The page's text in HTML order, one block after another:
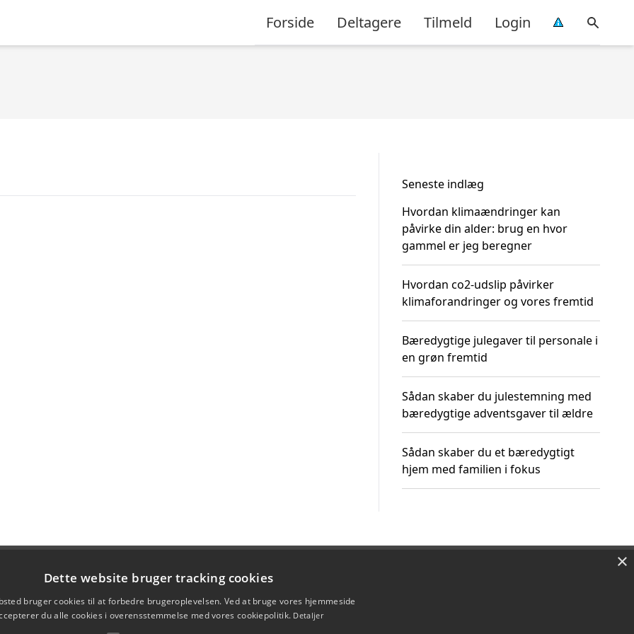
Forside Deltagere Tilmeld Login
Seneste indlæg
Hvordan klimaændringer kan
påvirke din alder: brug en hvor
gammel er jeg beregner
Hvordan co2-udslip påvirker
klimaforandringer og vores fremtid
Bæredygtige julegaver til personale i
en grøn fremtid
Sådan skaber du julestemning med
bæredygtige adventsgaver til ældre
Sådan skaber du et bæredygtigt
hjem med familien i fokus
×
Dette website bruger tracking cookies
bruger cookies til at forbedre brugeroplevelsen. Ved at bruge vores hjemmeside
du alle cookies i overensstemmelse med vores cookiepolitik. Detaljer